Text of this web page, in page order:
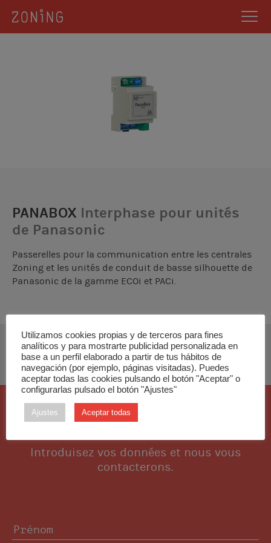
PANABOX Interphase pour unités
de Panasonic
Passerelles pour la communication entre les centrales
Zoning et les unités de conduit de basse silhouette de
Panasonic de la gamme ECOi et PACi.
TÉLÉCHARGER INSTALLATION MANUAL
Je veux cette pièce
Introduisez vos données et nous vous
contacterons.
Utilizamos cookies propias y de terceros para fines
analíticos y para mostrarte publicidad personalizada en
base a un perfil elaborado a partir de tus hábitos de
navegación (por ejemplo, páginas visitadas). Puedes
aceptar todas las cookies pulsando el botón "Aceptar" o
configurarlas pulsado el botón "Ajustes"
Ajustes Aceptar todas